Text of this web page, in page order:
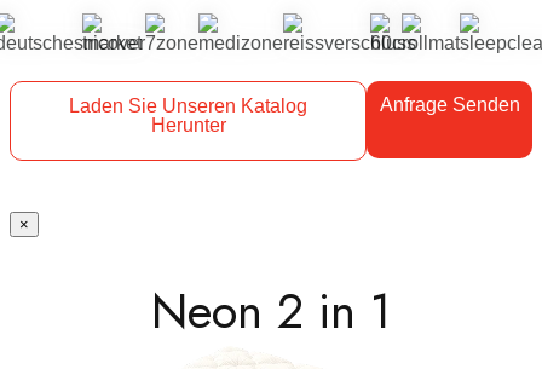
Laden Sie Unseren Katalog
Herunter
Anfrage Senden
×
Neon 2 in 1